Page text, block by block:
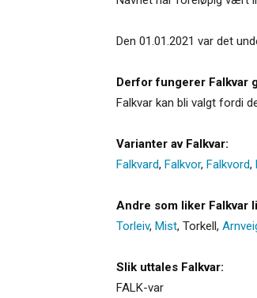
Den 01.01.2021 var det
Derfor fungerer Falkvar
Falkvar kan bli valgt fordi
Varianter av Falkvar:
Falkvard, Falkvor, Falkvord,
Andre som liker Falkvar
Torleiv, Mist, Torkell,
Slik uttales Falkvar:
FALK-var